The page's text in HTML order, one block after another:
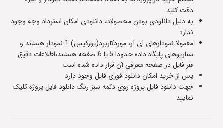
دقت کنید
به دلیل دانلودی بودن محصولات دانلودی امکان استرداد وجه وجود
ندارد
معمولا نمودارهای ای آر، موردکاربرد(یوزکیس) 1 نمودار هستند و
سناریوهای پایگاه داده حدودا 5 یا 6 صفحه هستند،اطلاعات دقیق
هر فایل در صفحه معرفی آن قرار داده شده است
پس از خرید امکان دانلود فوری فایل وجود دارد
جهت دانلود فایل پروژه روی دکمه سبز رنگ دانلود فایل پروژه کلیک
نمایید